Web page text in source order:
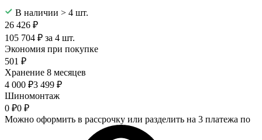
В наличии > 4 шт.
26 426 ₽
105 704 ₽ за 4 шт.
Экономия при покупке
501 ₽
Хранение 8 месяцев
4 000 ₽3 499 ₽
Шиномонтаж
0 ₽0 ₽
Можно оформить в рассрочку или разделить на 3 платежа по